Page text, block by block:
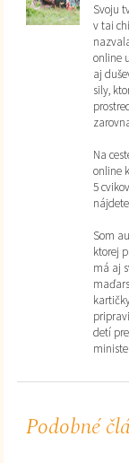
Svoju
v tai
online
aj
sily,
Na
online
5
Som
ktorej
má aj
detí
Podobné